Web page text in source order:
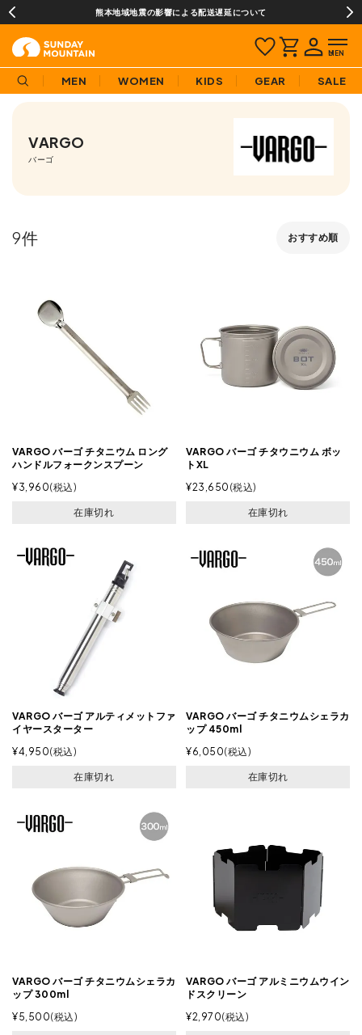
熊本地域地震の影響による配送遅延について
MEN WOMEN KIDS GEAR SALE
VARGO
バーゴ
おすすめ順
9
VARGO バーゴ チタニウム ロング
ハンドルフォークンスプーン
¥3,960 税込
在庫切れ
VARGO バーゴ チタウニウム ボッ
トXL
¥23,650 税込
在庫切れ
VARGO バーゴ アルティメットファ
イヤースターター
¥4,950 税込
在庫切れ
VARGO バーゴ チタニウムシェラカ
ップ 450ml
¥6,050 税込
在庫切れ
VARGO バーゴ チタニウムシェラカ
ップ 300ml
¥5,500 税込
VARGO バーゴ アルミニウムウイン
ドスクリーン
¥2,970 税込